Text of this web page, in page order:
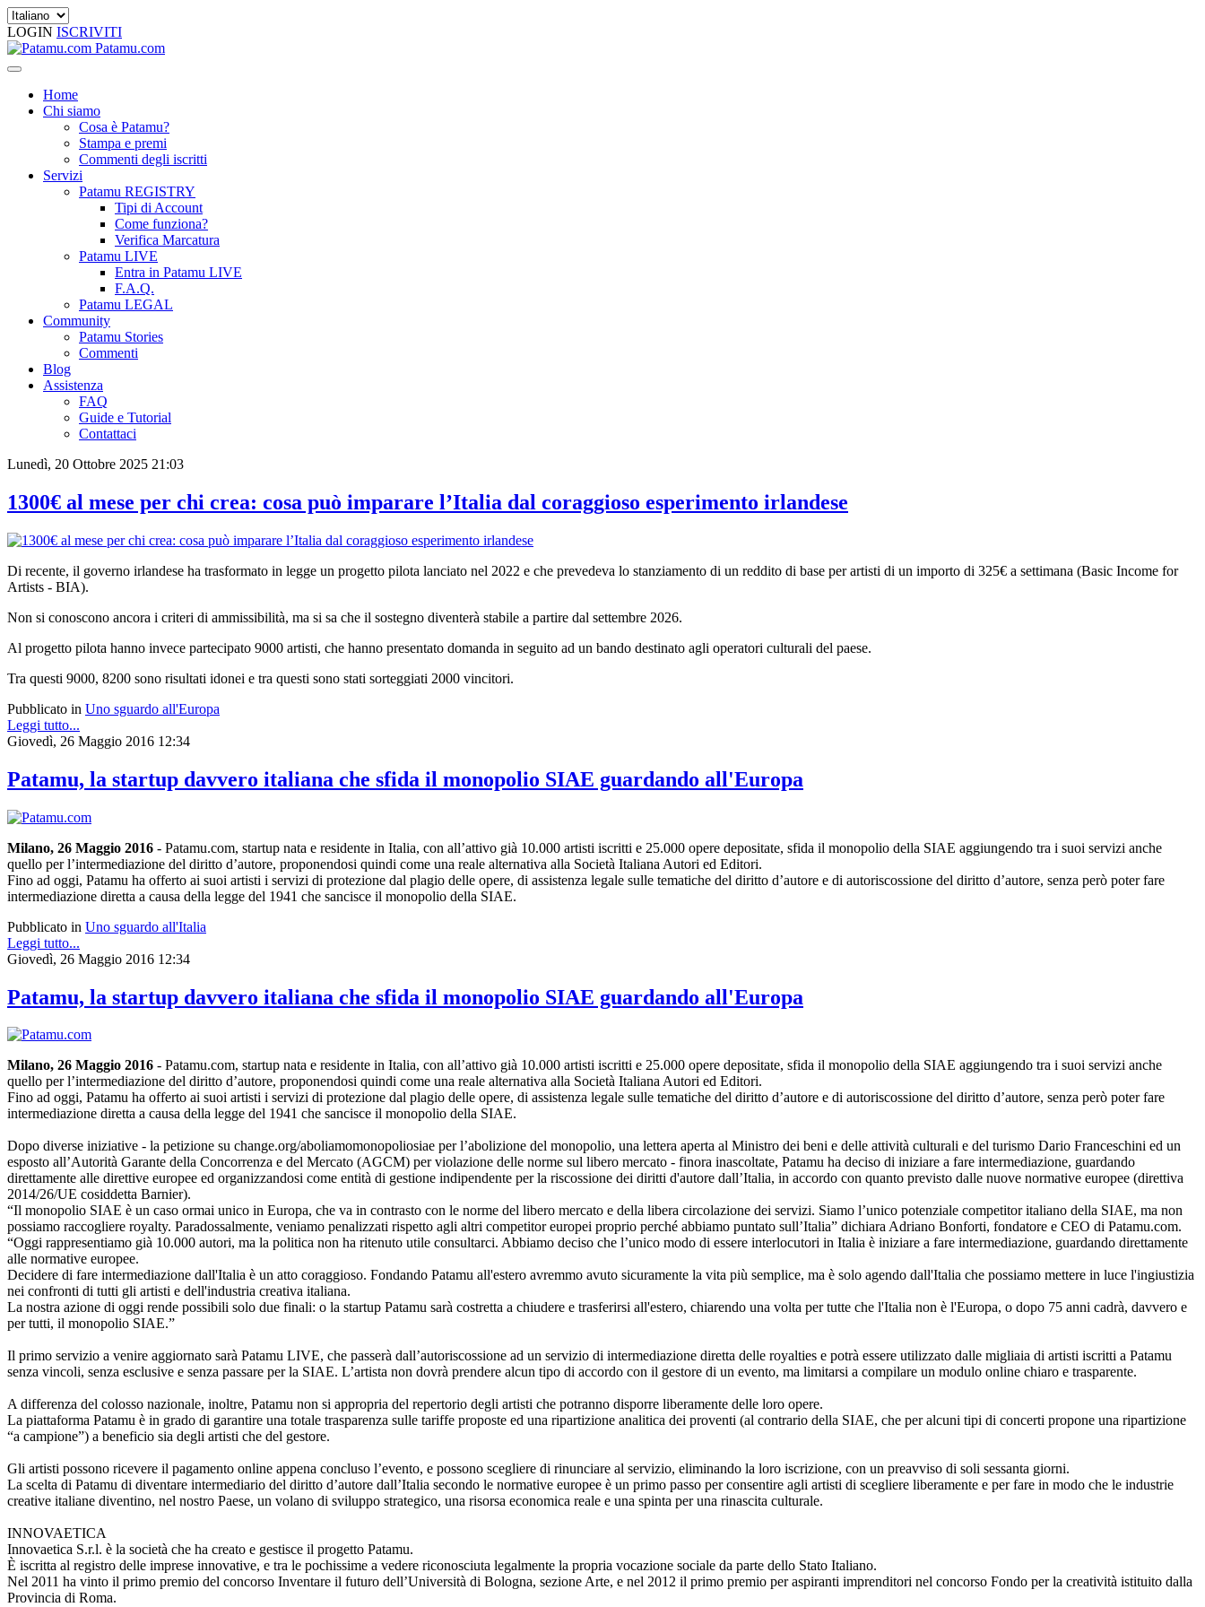
LOGIN ISCRIVITI
Patamu.com
Home
Chi siamo
Cosa è Patamu?
Stampa e premi
Commenti degli iscritti
Servizi
Patamu REGISTRY
Tipi di Account
Come funziona?
Verifica Marcatura
Patamu LIVE
Entra in Patamu LIVE
F.A.Q.
Patamu LEGAL
Community
Patamu Stories
Commenti
Blog
Assistenza
FAQ
Guide e Tutorial
Contattaci
Lunedì, 20 Ottobre 2025 21:03
1300€ al mese per chi crea: cosa può imparare l’Italia dal coraggioso esperimento irlandese
Di recente, il governo irlandese ha trasformato in legge un progetto pilota lanciato nel 2022 e che prevedeva lo stanziamento di un reddito di base per artisti di un importo di 325€ a settimana (Basic Income for
Artists - BIA).
Non si conoscono ancora i criteri di ammissibilità, ma si sa che il sostegno diventerà stabile a partire dal settembre 2026.
Al progetto pilota hanno invece partecipato 9000 artisti, che hanno presentato domanda in seguito ad un bando destinato agli operatori culturali del paese.
Tra questi 9000, 8200 sono risultati idonei e tra questi sono stati sorteggiati 2000 vincitori.
Pubblicato in Uno sguardo all'Europa
Leggi tutto...
Giovedì, 26 Maggio 2016 12:34
Patamu, la startup davvero italiana che sfida il monopolio SIAE guardando all'Europa
Milano, 26 Maggio 2016 - Patamu.com, startup nata e residente in Italia, con all’attivo già 10.000 artisti iscritti e 25.000 opere depositate, sfida il monopolio della SIAE aggiungendo tra i suoi servizi anche
quello per l’intermediazione del diritto d’autore, proponendosi quindi come una reale alternativa alla Società Italiana Autori ed Editori.
Fino ad oggi, Patamu ha offerto ai suoi artisti i servizi di protezione dal plagio delle opere, di assistenza legale sulle tematiche del diritto d’autore e di autoriscossione del diritto d’autore, senza però poter fare
intermediazione diretta a causa della legge del 1941 che sancisce il monopolio della SIAE.
Pubblicato in Uno sguardo all'Italia
Leggi tutto...
Giovedì, 26 Maggio 2016 12:34
Patamu, la startup davvero italiana che sfida il monopolio SIAE guardando all'Europa
Milano, 26 Maggio 2016 - Patamu.com, startup nata e residente in Italia, con all’attivo già 10.000 artisti iscritti e 25.000 opere depositate, sfida il monopolio della SIAE aggiungendo tra i suoi servizi anche
quello per l’intermediazione del diritto d’autore, proponendosi quindi come una reale alternativa alla Società Italiana Autori ed Editori.
Fino ad oggi, Patamu ha offerto ai suoi artisti i servizi di protezione dal plagio delle opere, di assistenza legale sulle tematiche del diritto d’autore e di autoriscossione del diritto d’autore, senza però poter fare
intermediazione diretta a causa della legge del 1941 che sancisce il monopolio della SIAE.
Dopo diverse iniziative - la petizione su change.org/aboliamomonopoliosiae per l’abolizione del monopolio, una lettera aperta al Ministro dei beni e delle attività culturali e del turismo Dario Franceschini ed un
esposto all’Autorità Garante della Concorrenza e del Mercato (AGCM) per violazione delle norme sul libero mercato - finora inascoltate, Patamu ha deciso di iniziare a fare intermediazione, guardando
direttamente alle direttive europee ed organizzandosi come entità di gestione indipendente per la riscossione dei diritti d'autore dall’Italia, in accordo con quanto previsto dalle nuove normative europee (direttiva
2014/26/UE cosiddetta Barnier).
“Il monopolio SIAE è un caso ormai unico in Europa, che va in contrasto con le norme del libero mercato e della libera circolazione dei servizi. Siamo l’unico potenziale competitor italiano della SIAE, ma non
possiamo raccogliere royalty. Paradossalmente, veniamo penalizzati rispetto agli altri competitor europei proprio perché abbiamo puntato sull’Italia” dichiara Adriano Bonforti, fondatore e CEO di Patamu.com.
“Oggi rappresentiamo già 10.000 autori, ma la politica non ha ritenuto utile consultarci. Abbiamo deciso che l’unico modo di essere interlocutori in Italia è iniziare a fare intermediazione, guardando direttamente
alle normative europee.
Decidere di fare intermediazione dall'Italia è un atto coraggioso. Fondando Patamu all'estero avremmo avuto sicuramente la vita più semplice, ma è solo agendo dall'Italia che possiamo mettere in luce l'ingiustizia
nei confronti di tutti gli artisti e dell'industria creativa italiana.
La nostra azione di oggi rende possibili solo due finali: o la startup Patamu sarà costretta a chiudere e trasferirsi all'estero, chiarendo una volta per tutte che l'Italia non è l'Europa, o dopo 75 anni cadrà, davvero e
per tutti, il monopolio SIAE.”
Il primo servizio a venire aggiornato sarà Patamu LIVE, che passerà dall’autoriscossione ad un servizio di intermediazione diretta delle royalties e potrà essere utilizzato dalle migliaia di artisti iscritti a Patamu
senza vincoli, senza esclusive e senza passare per la SIAE. L’artista non dovrà prendere alcun tipo di accordo con il gestore di un evento, ma limitarsi a compilare un modulo online chiaro e trasparente.
A differenza del colosso nazionale, inoltre, Patamu non si appropria del repertorio degli artisti che potranno disporre liberamente delle loro opere.
La piattaforma Patamu è in grado di garantire una totale trasparenza sulle tariffe proposte ed una ripartizione analitica dei proventi (al contrario della SIAE, che per alcuni tipi di concerti propone una ripartizione
“a campione”) a beneficio sia degli artisti che del gestore.
Gli artisti possono ricevere il pagamento online appena concluso l’evento, e possono scegliere di rinunciare al servizio, eliminando la loro iscrizione, con un preavviso di soli sessanta giorni.
La scelta di Patamu di diventare intermediario del diritto d’autore dall’Italia secondo le normative europee è un primo passo per consentire agli artisti di scegliere liberamente e per fare in modo che le industrie
creative italiane diventino, nel nostro Paese, un volano di sviluppo strategico, una risorsa economica reale e una spinta per una rinascita culturale.
INNOVAETICA
Innovaetica S.r.l. è la società che ha creato e gestisce il progetto Patamu.
È iscritta al registro delle imprese innovative, e tra le pochissime a vedere riconosciuta legalmente la propria vocazione sociale da parte dello Stato Italiano.
Nel 2011 ha vinto il primo premio del concorso Inventare il futuro dell’Università di Bologna, sezione Arte, e nel 2012 il primo premio per aspiranti imprenditori nel concorso Fondo per la creatività istituito dalla
Provincia di Roma.